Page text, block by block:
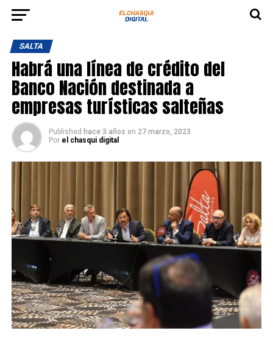
SALTA
Habrá una línea de crédito del
Banco Nación destinada a
empresas turísticas salteñas
Published hace 3 años en 27 marzo, 2023
Por el chasqui digital